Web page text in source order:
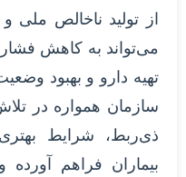
از تولید ناخالص
می‌تواند به کاهش
تهیه دارو و بهبود
سازمان همواره در
ذی‌ربط، شرایط بهتری
بیماران فراهم